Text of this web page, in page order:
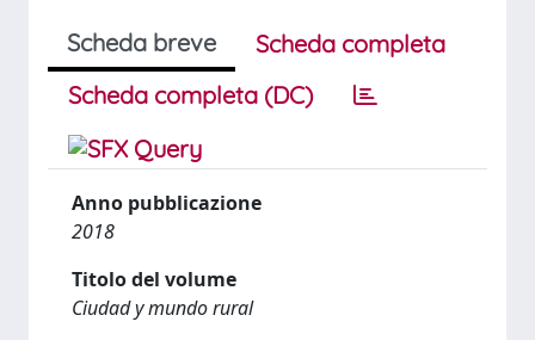
Scheda breve
Scheda completa
Scheda completa (DC)
Anno pubblicazione
2018
Titolo del volume
Ciudad y mundo rural